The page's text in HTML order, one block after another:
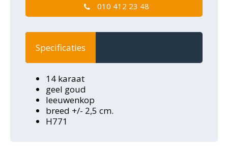
010 412 23 48
Specificaties
14 karaat
geel goud
leeuwenkop
breed +/- 2,5 cm.
H771